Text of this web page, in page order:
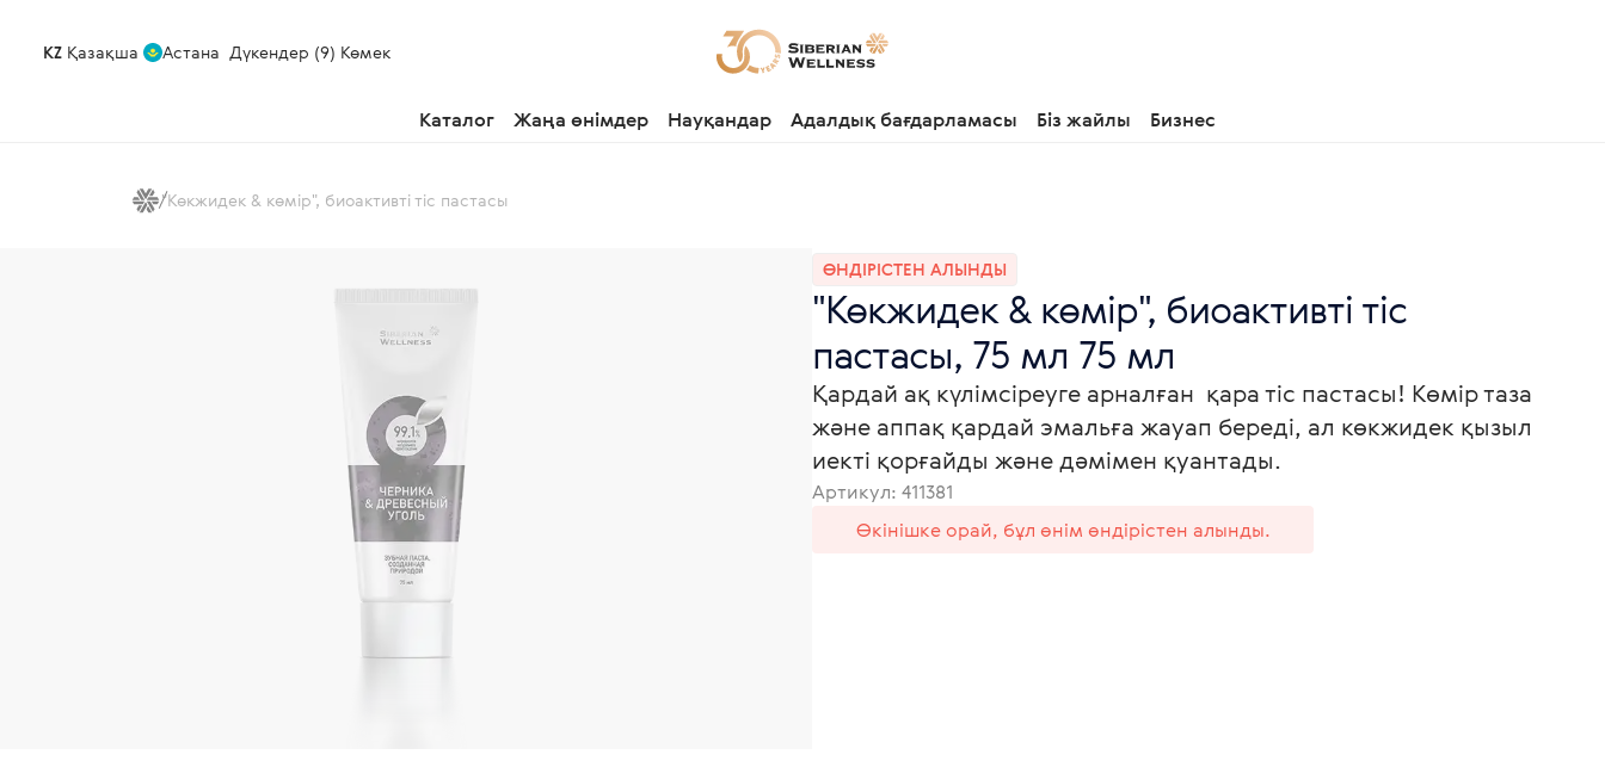
KZ Қазақша Астана Дүкендер (9) Көмек
Каталог Жаңа өнімдер Науқандар Адалдық бағдарламасы Біз жайлы Бизнес
"Көкжидек & көмір", биоактивті тіс пастасы
ӨНДІРІСТЕН АЛЫНДЫ
"Көкжидек & көмір", биоактивті тіс
пастасы, 75 мл 75 мл
Қардай ақ күлімсіреуге арналған қара тіс пастасы! Көмір таза
және аппақ қардай эмальға жауап береді, ал көкжидек қызыл
иекті қорғайды және дәмімен қуантады.
Артикул: 411381
Өкінішке орай, бұл өнім өндірістен алынды.